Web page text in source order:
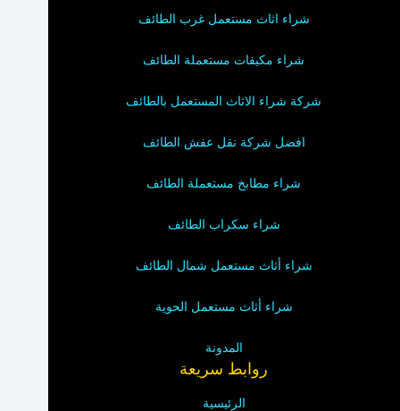
شراء اثاث مستعمل غرب الطائف
شراء مكيفات مستعملة الطائف
شركة شراء الاثاث المستعمل بالطائف
افضل شركة نقل عفش الطائف
شراء مطابخ مستعملة الطائف
شراء سكراب الطائف
شراء أثاث مستعمل شمال الطائف
شراء أثاث مستعمل الحوية
المدونة
روابط سريعة
الرئيسية